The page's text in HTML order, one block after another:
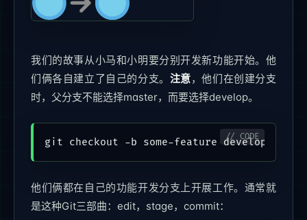
我们的故事从小马和小明要分别开发新功能开始。他
们俩各自建立了自己的分支。 注意，他们在创建分支
时，父分支不能选择master，而要选择develop。
他们俩都在自己的功能开发分支上开展工作。通常就
是这种Git三部曲：edit，stage，commit：